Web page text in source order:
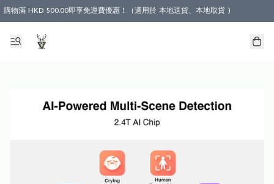
購物滿 HKD 500.00即享免運費優惠！（適用於 本地送貨、本地取貨 )